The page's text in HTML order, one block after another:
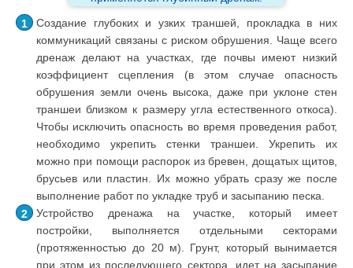
Создание глубоких и узких траншей, прокладка в них
коммуникаций связаны с риском обрушения. Чаще всего
дренаж делают на участках, где почвы имеют низкий
коэффициент сцепления (в этом случае опасность
обрушения земли очень высока, даже при уклоне стен
траншеи близком к размеру угла естественного откоса).
Чтобы исключить опасность во время проведения работ,
необходимо укрепить стенки траншеи. Укрепить их
можно при помощи распорок из бревен, дощатых щитов,
брусьев или пластин. Их можно убрать сразу же после
выполнение работ по укладке труб и засыпанию песка.
Устройство дренажа на участке, который имеет
постройки, выполняется отдельными секторами
(протяженностью до 20 м). Грунт, который вынимается
при этом из последующего сектора, идет на засыпание